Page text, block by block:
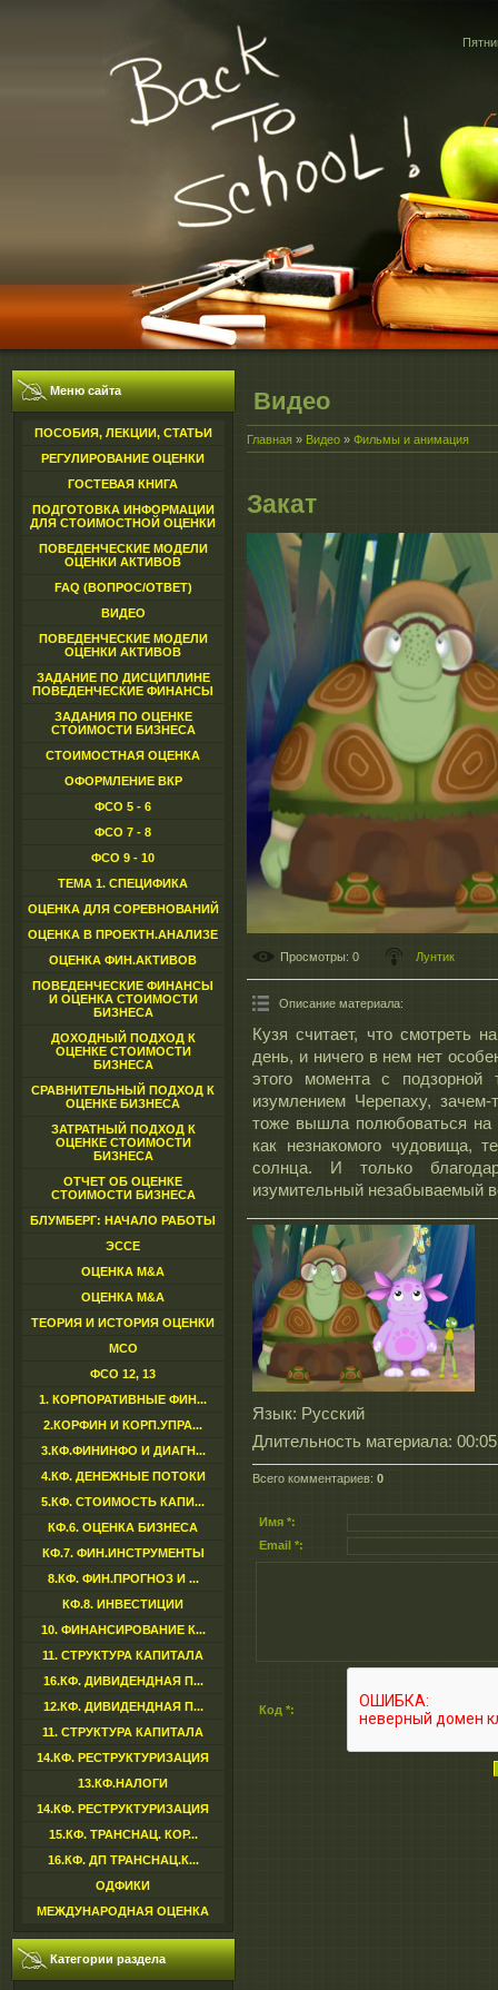
Меню сайта
ПОСОБИЯ, ЛЕКЦИИ, СТАТЬИ
РЕГУЛИРОВАНИЕ ОЦЕНКИ
ГОСТЕВАЯ КНИГА
ПОДГОТОВКА ИНФОРМАЦИИ
ДЛЯ СТОИМОСТНОЙ ОЦЕНКИ
ПОВЕДЕНЧЕСКИЕ МОДЕЛИ
ОЦЕНКИ АКТИВОВ
FAQ (ВОПРОС/ОТВЕТ)
ВИДЕО
ПОВЕДЕНЧЕСКИЕ МОДЕЛИ
ОЦЕНКИ АКТИВОВ
ЗАДАНИЕ ПО ДИСЦИПЛИНЕ
ПОВЕДЕНЧЕСКИЕ ФИНАНСЫ
ЗАДАНИЯ ПО ОЦЕНКЕ
СТОИМОСТИ БИЗНЕСА
СТОИМОСТНАЯ ОЦЕНКА
ОФОРМЛЕНИЕ ВКР
ФСО 5 - 6
ФСО 7 - 8
ФСО 9 - 10
ТЕМА 1. СПЕЦИФИКА
ОЦЕНКА ДЛЯ СОРЕВНОВАНИЙ
ОЦЕНКА В ПРОЕКТН.АНАЛИЗЕ
ОЦЕНКА ФИН.АКТИВОВ
ПОВЕДЕНЧЕСКИЕ ФИНАНСЫ
И ОЦЕНКА СТОИМОСТИ
БИЗНЕСА
ДОХОДНЫЙ ПОДХОД К
ОЦЕНКЕ СТОИМОСТИ
БИЗНЕСА
СРАВНИТЕЛЬНЫЙ ПОДХОД К
ОЦЕНКЕ БИЗНЕСА
ЗАТРАТНЫЙ ПОДХОД К
ОЦЕНКЕ СТОИМОСТИ
БИЗНЕСА
ОТЧЕТ ОБ ОЦЕНКЕ
СТОИМОСТИ БИЗНЕСА
БЛУМБЕРГ: НАЧАЛО РАБОТЫ
ЭССЕ
ОЦЕНКА M&A
ОЦЕНКА M&A
ТЕОРИЯ И ИСТОРИЯ ОЦЕНКИ
МСО
ФСО 12, 13
1. КОРПОРАТИВНЫЕ ФИН...
2.КОРФИН И КОРП.УПРА...
3.КФ.ФИНИНФО И ДИАГН...
4.КФ. ДЕНЕЖНЫЕ ПОТОКИ
5.КФ. СТОИМОСТЬ КАПИ...
КФ.6. ОЦЕНКА БИЗНЕСА
КФ.7. ФИН.ИНСТРУМЕНТЫ
8.КФ. ФИН.ПРОГНОЗ И ...
КФ.8. ИНВЕСТИЦИИ
10. ФИНАНСИРОВАНИЕ К...
11. СТРУКТУРА КАПИТАЛА
16.КФ. ДИВИДЕНДНАЯ П...
12.КФ. ДИВИДЕНДНАЯ П...
11. СТРУКТУРА КАПИТАЛА
14.КФ. РЕСТРУКТУРИЗАЦИЯ
13.КФ.НАЛОГИ
14.КФ. РЕСТРУКТУРИЗАЦИЯ
15.КФ. ТРАНСНАЦ. КОР...
16.КФ. ДП ТРАНСНАЦ.К...
ОДФИКИ
МЕЖДУНАРОДНАЯ ОЦЕНКА
Категории раздела
Видео
Главная » Видео » Фильмы и анимация
Закат
Просмотры: 0 Лунтик
Описание материала:
Кузя считает, что смотреть
день, и ничего в нем нет
этого момента с
изумлением Черепаху,
тоже вышла полюбоваться на
как незнакомого чудовища,
солнца. И только
изумительный незабываемый
Язык: Русский
Длительность материала:
Всего комментариев: 0
Имя *:
Email *:
Код *: